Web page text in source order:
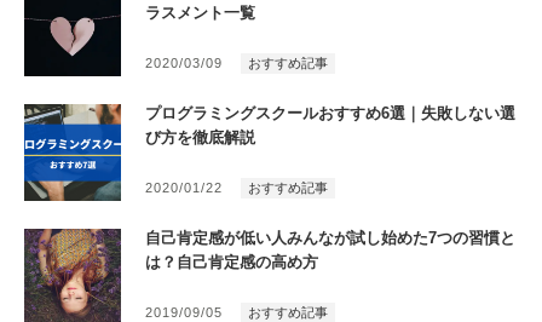
ラスメント一覧
2020/03/09 おすすめ記事
プログラミングスクールおすすめ6選｜失敗しない選
び方を徹底解説
2020/01/22 おすすめ記事
自己肯定感が低い人みんなが試し始めた7つの習慣と
は？自己肯定感の高め方
2019/09/05 おすすめ記事